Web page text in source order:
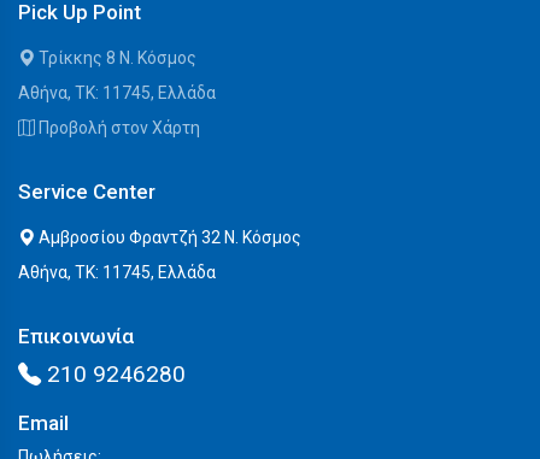
Pick Up Point
Τρίκκης 8 Ν. Κόσμος
Αθήνα, ΤΚ: 11745, Ελλάδα
Προβολή στον Χάρτη
Service Center
Αμβροσίου Φραντζή 32 Ν. Κόσμος
Αθήνα, ΤΚ: 11745, Ελλάδα
Επικοινωνία
210 9246280
Email